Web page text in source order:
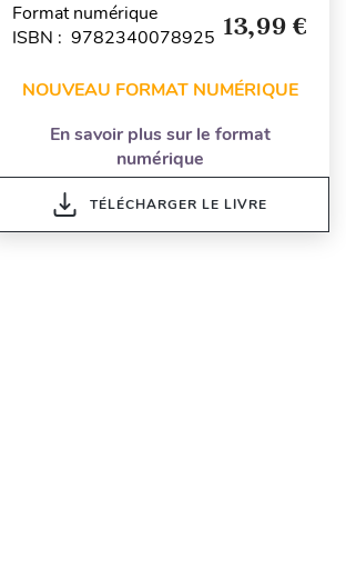
Format numérique
ISBN : 9782340078925 13,99 €
NOUVEAU FORMAT NUMÉRIQUE
En savoir plus sur le format
numérique
TÉLÉCHARGER LE LIVRE